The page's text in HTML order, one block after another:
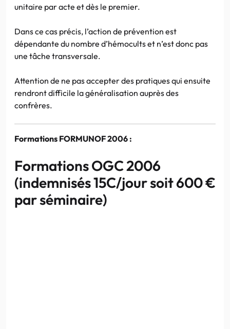
unitaire par acte et dès le premier.
Dans ce cas précis, l’action de prévention est
dépendante du nombre d’hémocults et n’est donc pas
une tâche transversale.
Attention de ne pas accepter des pratiques qui ensuite
rendront difficile la généralisation auprès des
confrères.
Formations FORMUNOF 2006 :
Formations OGC 2006
(indemnisés 15C/jour soit 600 €
par séminaire)